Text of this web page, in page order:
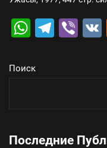
Поиск
Последние